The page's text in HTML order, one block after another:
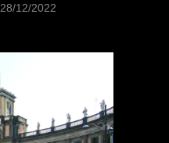
28/12/2022